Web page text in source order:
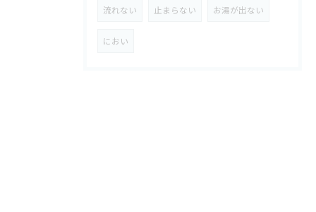
流れない 止まらない お湯が出ない
におい